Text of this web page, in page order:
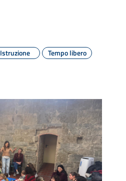
Istruzione Tempo libero